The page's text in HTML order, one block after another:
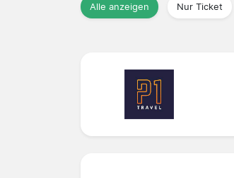
Alle anzeigen Nur Ticket